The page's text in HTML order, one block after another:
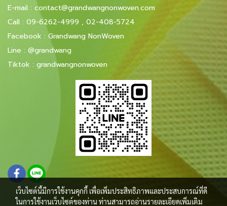
E-mail : contact@grandwangnonwoven.com
Call : 09-6262-4999 , 02-408-5724
Facebook : Grandwang NonWoven
Line : @grandwang
Tiktok : grandwangnonwoven
เว็บไซต์นี้มีการใช้งานคุกกี้ เพื่อเพิ่มประสิทธิภาพและประสบการณ์ที่ดี
ในการใช้งานเว็บไซต์ของท่าน ท่านสามารถอ่านรายละเอียดเพิ่มเติม